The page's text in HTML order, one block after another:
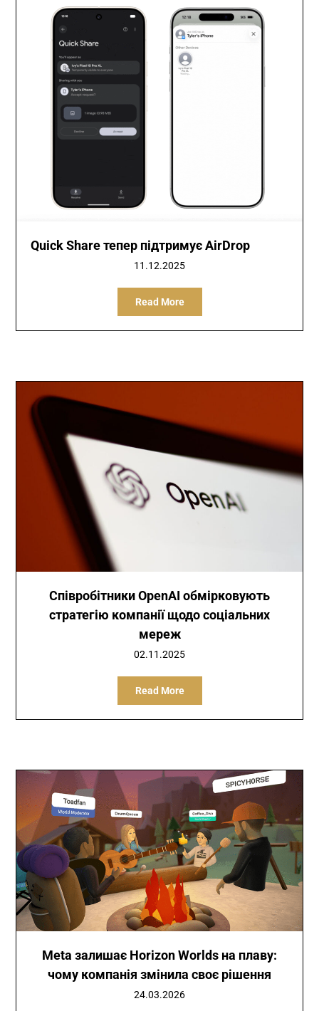
Quick Share тепер підтримує AirDrop
11.12.2025
Read More
Співробітники OpenAI обмірковують
стратегію компанії щодо соціальних
мереж
02.11.2025
Read More
Meta залишає Horizon Worlds на плаву:
чому компанія змінила своє рішення
24.03.2026